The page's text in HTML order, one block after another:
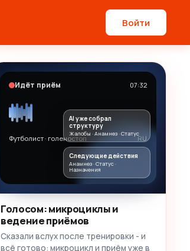
Войти
Идёт приём 07:32
Футболист · голеностоп RU
AI уже собрал
структуру
Жалобы · Анамнез · Статус
Следующие действия
Анамнез · Статус ·
Назначения
Голосом: микроциклы и
ведение приёмов
Сказали вслух после тренировки - и
всё готово: микроцикл и приём уже в